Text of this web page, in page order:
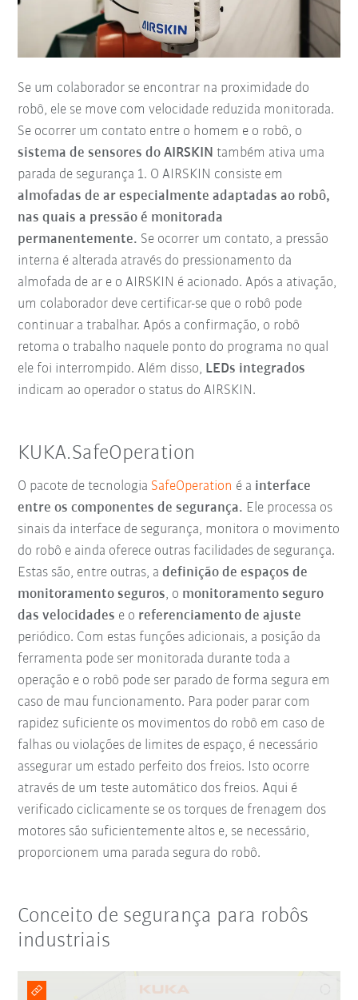
Se um colaborador se encontrar na proximidade do
robô, ele se move com velocidade reduzida monitorada.
Se ocorrer um contato entre o homem e o robô, o
sistema de sensores do AIRSKIN também ativa uma
parada de segurança 1. O AIRSKIN consiste em
almofadas de ar especialmente adaptadas ao robô,
nas quais a pressão é monitorada
permanentemente. Se ocorrer um contato, a pressão
interna é alterada através do pressionamento da
almofada de ar e o AIRSKIN é acionado. Após a ativação,
um colaborador deve certificar-se que o robô pode
continuar a trabalhar. Após a confirmação, o robô
retoma o trabalho naquele ponto do programa no qual
ele foi interrompido. Além disso, LEDs integrados
indicam ao operador o status do AIRSKIN.
KUKA.SafeOperation
O pacote de tecnologia SafeOperation é a interface
entre os componentes de segurança. Ele processa os
sinais da interface de segurança, monitora o movimento
do robô e ainda oferece outras facilidades de segurança.
Estas são, entre outras, a definição de espaços de
monitoramento seguros, o monitoramento seguro
das velocidades e o referenciamento de ajuste
periódico. Com estas funções adicionais, a posição da
ferramenta pode ser monitorada durante toda a
operação e o robô pode ser parado de forma segura em
caso de mau funcionamento. Para poder parar com
rapidez suficiente os movimentos do robô em caso de
falhas ou violações de limites de espaço, é necessário
assegurar um estado perfeito dos freios. Isto ocorre
através de um teste automático dos freios. Aqui é
verificado ciclicamente se os torques de frenagem dos
motores são suficientemente altos e, se necessário,
proporcionem uma parada segura do robô.
Conceito de segurança para robôs
industriais